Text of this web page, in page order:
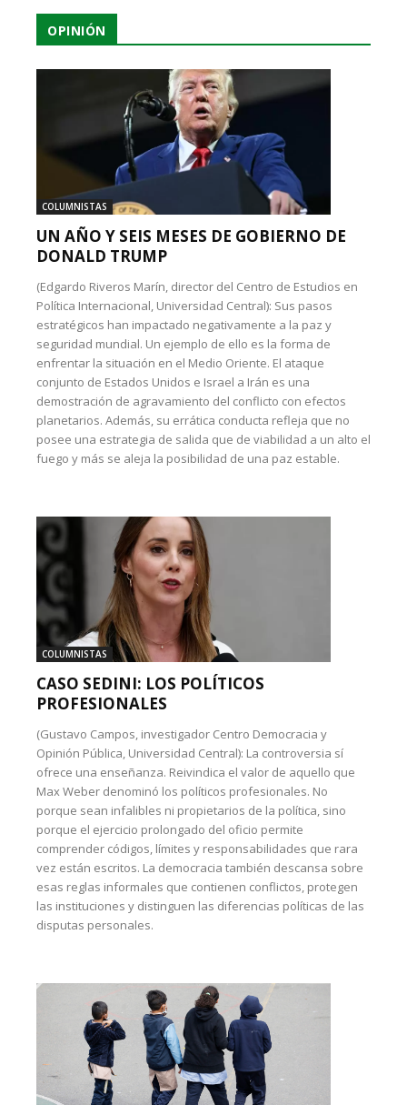
OPINIÓN
COLUMNISTAS
UN AÑO Y SEIS MESES DE GOBIERNO DE
DONALD TRUMP
(Edgardo Riveros Marín, director del Centro de Estudios en
Política Internacional, Universidad Central): Sus pasos
estratégicos han impactado negativamente a la paz y
seguridad mundial. Un ejemplo de ello es la forma de
enfrentar la situación en el Medio Oriente. El ataque
conjunto de Estados Unidos e Israel a Irán es una
demostración de agravamiento del conflicto con efectos
planetarios. Además, su errática conducta refleja que no
posee una estrategia de salida que de viabilidad a un alto el
fuego y más se aleja la posibilidad de una paz estable.
COLUMNISTAS
CASO SEDINI: LOS POLÍTICOS
PROFESIONALES
(Gustavo Campos, investigador Centro Democracia y
Opinión Pública, Universidad Central): La controversia sí
ofrece una enseñanza. Reivindica el valor de aquello que
Max Weber denominó los políticos profesionales. No
porque sean infalibles ni propietarios de la política, sino
porque el ejercicio prolongado del oficio permite
comprender códigos, límites y responsabilidades que rara
vez están escritos. La democracia también descansa sobre
esas reglas informales que contienen conflictos, protegen
las instituciones y distinguen las diferencias políticas de las
disputas personales.